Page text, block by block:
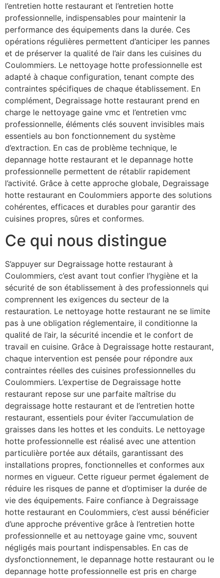
l’entretien hotte restaurant et l’entretien hotte
professionnelle, indispensables pour maintenir la
performance des équipements dans la durée. Ces
opérations régulières permettent d’anticiper les pannes
et de préserver la qualité de l’air dans les cuisines du
Coulommiers. Le nettoyage hotte professionnelle est
adapté à chaque configuration, tenant compte des
contraintes spécifiques de chaque établissement. En
complément, Degraissage hotte restaurant prend en
charge le nettoyage gaine vmc et l’entretien vmc
professionnelle, éléments clés souvent invisibles mais
essentiels au bon fonctionnement du système
d’extraction. En cas de problème technique, le
depannage hotte restaurant et le depannage hotte
professionnelle permettent de rétablir rapidement
l’activité. Grâce à cette approche globale, Degraissage
hotte restaurant en Coulommiers apporte des solutions
cohérentes, efficaces et durables pour garantir des
cuisines propres, sûres et conformes.
Ce qui nous distingue
S’appuyer sur Degraissage hotte restaurant à
Coulommiers, c’est avant tout confier l’hygiène et la
sécurité de son établissement à des professionnels qui
comprennent les exigences du secteur de la
restauration. Le nettoyage hotte restaurant ne se limite
pas à une obligation réglementaire, il conditionne la
qualité de l’air, la sécurité incendie et le confort de
travail en cuisine. Grâce à Degraissage hotte restaurant,
chaque intervention est pensée pour répondre aux
contraintes réelles des cuisines professionnelles du
Coulommiers. L’expertise de Degraissage hotte
restaurant repose sur une parfaite maîtrise du
degraissage hotte restaurant et de l’entretien hotte
restaurant, essentiels pour éviter l’accumulation de
graisses dans les hottes et les conduits. Le nettoyage
hotte professionnelle est réalisé avec une attention
particulière portée aux détails, garantissant des
installations propres, fonctionnelles et conformes aux
normes en vigueur. Cette rigueur permet également de
réduire les risques de panne et d’optimiser la durée de
vie des équipements. Faire confiance à Degraissage
hotte restaurant en Coulommiers, c’est aussi bénéficier
d’une approche préventive grâce à l’entretien hotte
professionnelle et au nettoyage gaine vmc, souvent
négligés mais pourtant indispensables. En cas de
dysfonctionnement, le depannage hotte restaurant ou le
depannage hotte professionnelle est pris en charge